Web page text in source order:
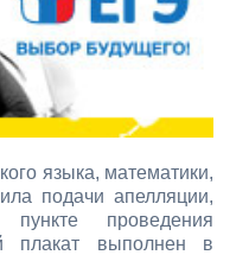
языка, математики,
подачи апелляции,
проведения
плакат выполнен в